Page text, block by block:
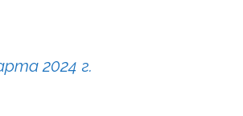
2024 г.